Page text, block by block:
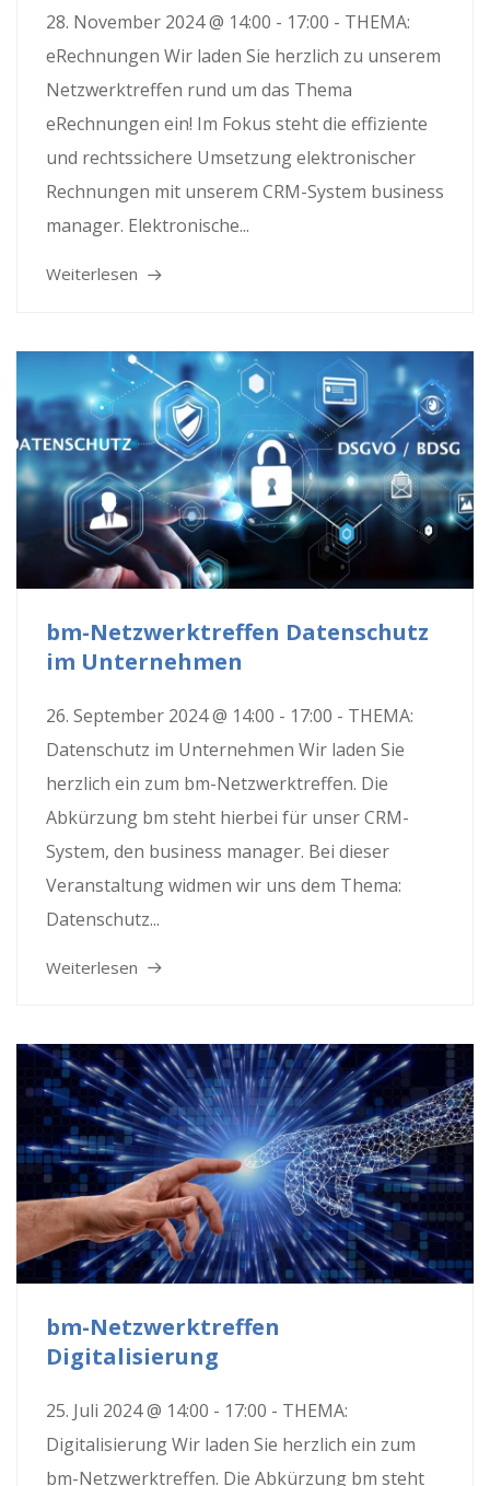
28. November 2024 @ 14:00 - 17:00 - THEMA:
eRechnungen Wir laden Sie herzlich zu unserem
Netzwerktreffen rund um das Thema
eRechnungen ein! Im Fokus steht die effiziente
und rechtssichere Umsetzung elektronischer
Rechnungen mit unserem CRM-System business
manager. Elektronische...
Weiterlesen
bm-Netzwerktreffen Datenschutz
im Unternehmen
26. September 2024 @ 14:00 - 17:00 - THEMA:
Datenschutz im Unternehmen Wir laden Sie
herzlich ein zum bm-Netzwerktreffen. Die
Abkürzung bm steht hierbei für unser CRM-
System, den business manager. Bei dieser
Veranstaltung widmen wir uns dem Thema:
Datenschutz...
Weiterlesen
bm-Netzwerktreffen
Digitalisierung
25. Juli 2024 @ 14:00 - 17:00 - THEMA:
Digitalisierung Wir laden Sie herzlich ein zum
bm-Netzwerktreffen. Die Abkürzung bm steht